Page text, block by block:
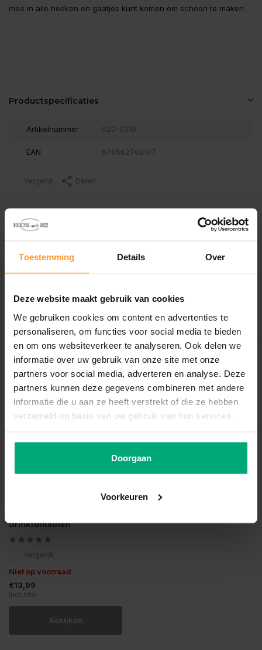
Toestemming Details Over
Deze website maakt gebruik van cookies
We gebruiken cookies om content en advertenties te
personaliseren, om functies voor social media te bieden
en om ons websiteverkeer te analyseren. Ook delen we
informatie over uw gebruik van onze site met onze
partners voor social media, adverteren en analyse. Deze
partners kunnen deze gegevens combineren met andere
informatie die u aan ze heeft verstrekt of die ze hebben
verzameld op basis van uw gebruik van hun services.
Doorgaan
Voorkeuren
mee in alle hoeken en gaatjes kunt komen om schoon te maken.
Productspecificaties
Artikelnummer 022-0319
EAN 679562708107
Vergelijk Delen
Reviews
Er zijn nog geen reviews geschreven over dit product..
Schrijf je eigen review
Recent bekeken
drinkfonteinen
Vergelijk
Niet op voorraad
€13,99
Incl. btw
Bekijken